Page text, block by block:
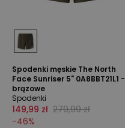
Spodenki męskie The North
Face Sunriser 5" 0A8BBT21L1 -
brązowe
Spodenki
149,99 zł 279,99 zł
-46%